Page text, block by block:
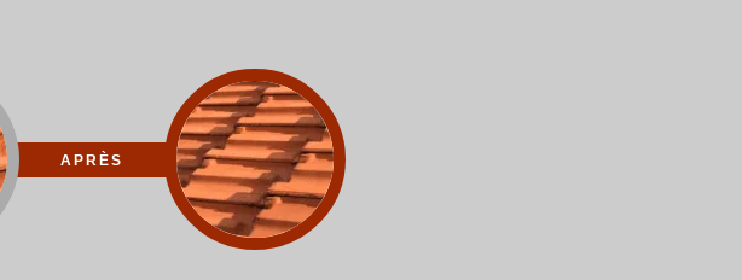
APRÈS